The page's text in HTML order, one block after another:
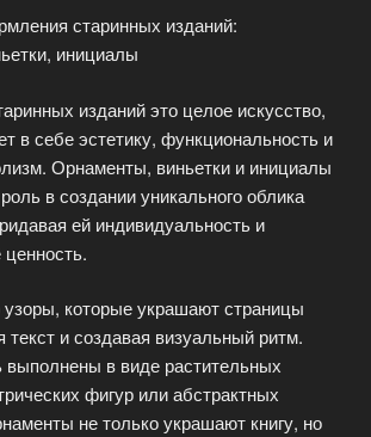
старинных изданий:
инициалы
изданий это целое искусство,
в себе эстетику, функциональность и
Орнаменты, виньетки и инициалы
в создании уникального облика
ей индивидуальность и
которые украшают страницы
текст и создавая визуальный ритм.
в виде растительных
фигур или абстрактных
не только украшают книгу, но